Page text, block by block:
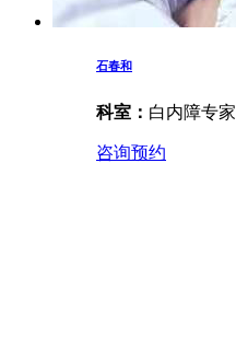
石春和
科室： 白内障专家
咨询预约